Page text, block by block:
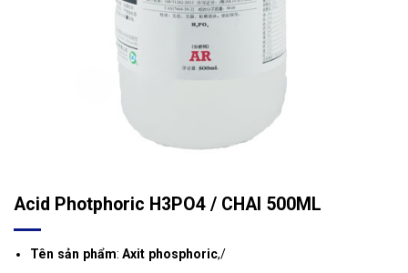
Acid Photphoric H3PO4 / CHAI 500ML
Tên sản phẩm:Axit phosphoric,/